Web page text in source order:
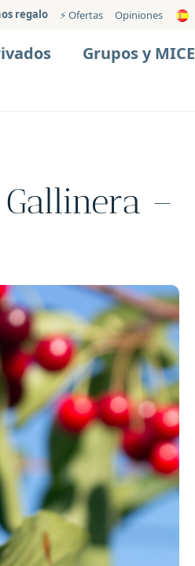
regalo ⚡️ Ofertas Opiniones
Grupos y MICE
–